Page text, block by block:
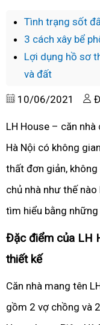
Tình trạng sốt
3 cách xây bể
Lợi dụng hồ sơ
và đất
10/06/2021
LH House – căn
Hà Nội có không
thất đơn giản,
chủ nhà như thế
tìm hiểu bằng
Đặc điểm của LH
thiết kế
Căn nhà mang tên
gồm 2 vợ chồng và